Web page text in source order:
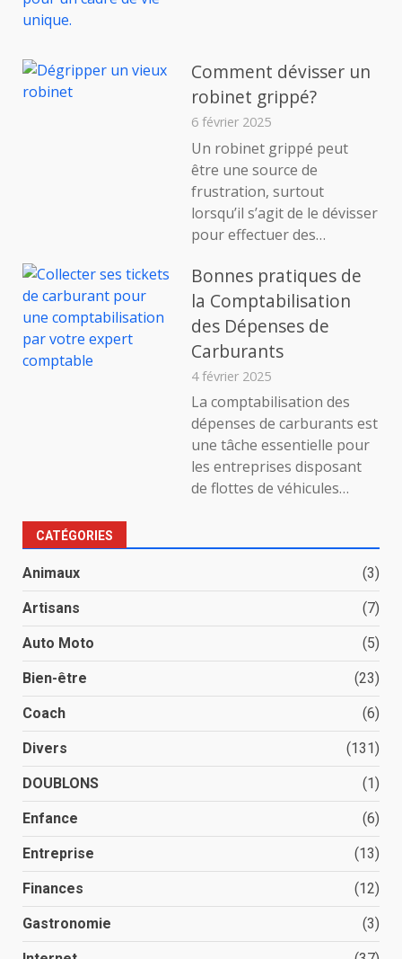
Comment dévisser un
robinet grippé?
6 février 2025
Un robinet grippé peut
être une source de
frustration, surtout
lorsqu’il s’agit de le dévisser
pour effectuer des…
Bonnes pratiques de
la Comptabilisation
des Dépenses de
Carburants
4 février 2025
La comptabilisation des
dépenses de carburants est
une tâche essentielle pour
les entreprises disposant
de flottes de véhicules…
CATÉGORIES
Animaux (3)
Artisans (7)
Auto Moto (5)
Bien-être (23)
Coach (6)
Divers (131)
DOUBLONS (1)
Enfance (6)
Entreprise (13)
Finances (12)
Gastronomie (3)